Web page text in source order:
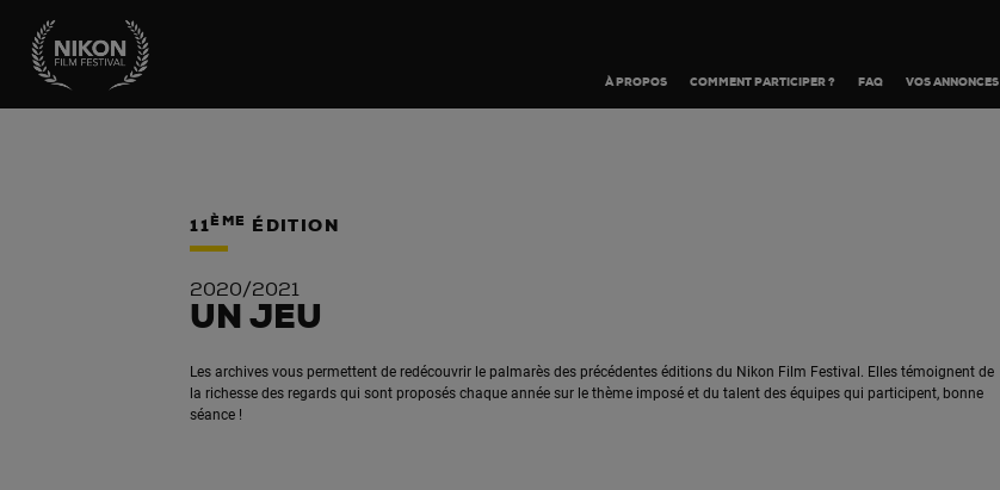
À PROPOS COMMENT PARTICIPER ? FAQ VOS ANNONCES
11ÈME ÉDITION
2020/2021
UN JEU
Les archives vous permettent de redécouvrir le palmarès des précédentes éditions du Nikon Film Festival. Elles témoignent de
la richesse des regards qui sont proposés chaque année sur le thème imposé et du talent des équipes qui participent, bonne
séance !